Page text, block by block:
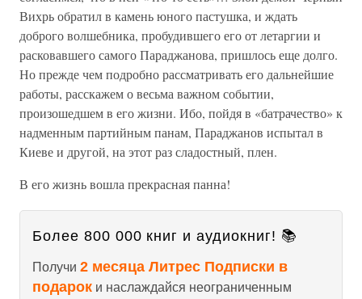
Вихрь обратил в камень юного пастушка, и ждать
доброго волшебника, пробудившего его от летаргии и
расковавшего самого Параджанова, пришлось еще долго.
Но прежде чем подробно рассматривать его дальнейшие
работы, расскажем о весьма важном событии,
произошедшем в его жизни. Ибо, пойдя в «батрачество» к
надменным партийным панам, Параджанов испытал в
Киеве и другой, на этот раз сладостный, плен.
В его жизнь вошла прекрасная панна!
Более 800 000 книг и аудиокниг! 📚
Получи 2 месяца Литрес Подписки в
подарок и наслаждайся неограниченным